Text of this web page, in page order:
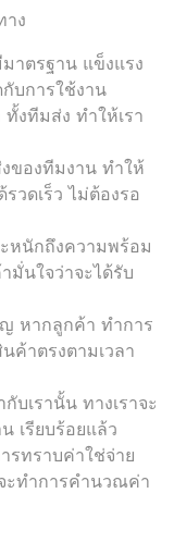
าง
ตรฐาน แข็งแรง
บการใช้งาน
งทีมส่ง ทำให้เรา
ของทีมงาน ทำให้
วดเร็ว ไม่ต้องรอ
ะหนักถึงความพร้อม
มั่นใจว่าจะได้รับ
ญ หากลูกค้า ทำการ
ค้าตรงตามเวลา
บเรานั้น ทางเราจะ
เรียบร้อยแล้ว
รทราบค่าใช่จ่าย
ะทำการคำนวณค่า